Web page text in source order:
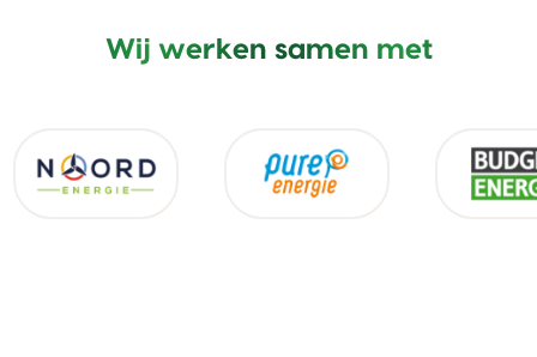
Wij werken samen met